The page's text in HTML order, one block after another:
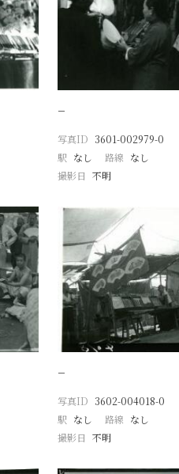
−
写真ID 3601-002979-0
駅 なし 路線 なし
撮影日 不明
−
写真ID 3602-004018-0
駅 なし 路線 なし
撮影日 不明